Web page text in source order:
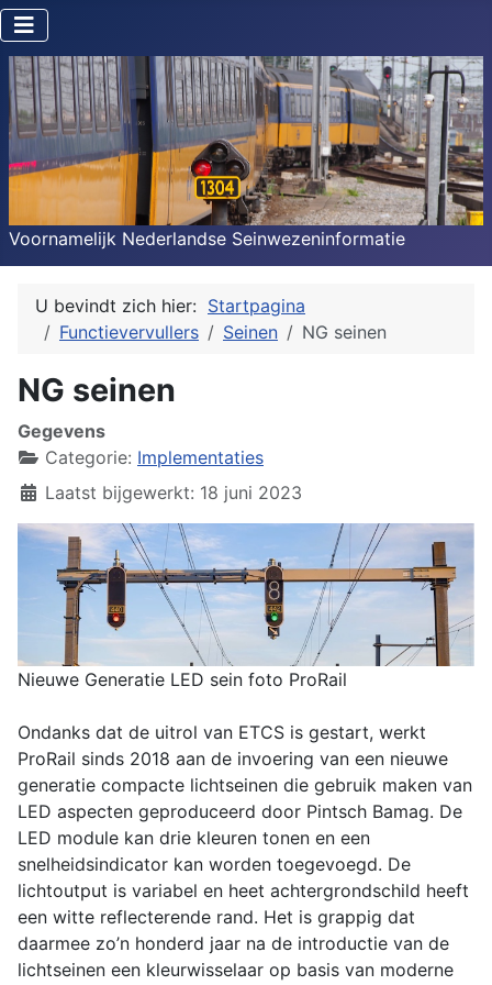
Voornamelijk Nederlandse Seinwezeninformatie
U bevindt zich hier: Startpagina
Functievervullers
Seinen NG seinen
NG seinen
Gegevens
Categorie: Implementaties
Laatst bijgewerkt: 18 juni 2023
Nieuwe Generatie LED sein foto ProRail
Ondanks dat de uitrol van ETCS is gestart, werkt
ProRail sinds 2018 aan de invoering van een nieuwe
generatie compacte lichtseinen die gebruik maken van
LED aspecten geproduceerd door Pintsch Bamag. De
LED module kan drie kleuren tonen en een
snelheidsindicator kan worden toegevoegd. De
lichtoutput is variabel en heet achtergrondschild heeft
een witte reflecterende rand. Het is grappig dat
daarmee zo’n honderd jaar na de introductie van de
lichtseinen een kleurwisselaar op basis van moderne